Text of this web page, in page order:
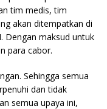
tim medis, tim
akan ditempatkan di
Dengan maksud untuk
para cabor.
Sehingga semua
dan tidak
semua upaya ini,